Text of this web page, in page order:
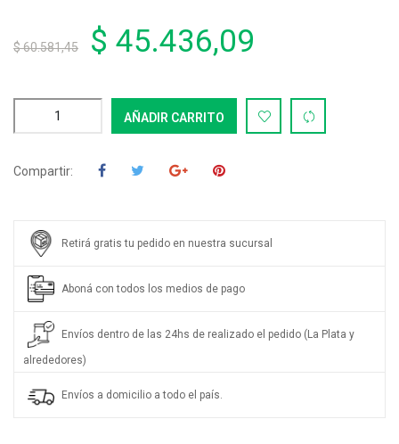
$ 60.581,45 $ 45.436,09
AÑADIR CARRITO
Compartir:
Retirá gratis tu pedido en nuestra sucursal
Aboná con todos los medios de pago
Envíos dentro de las 24hs de realizado el pedido (La Plata y
alrededores)
Envíos a domicilio a todo el país.